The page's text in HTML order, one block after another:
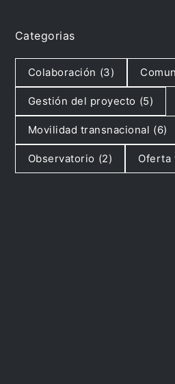
Categorias
Colaboración (3)
Gestión del proyecto (5)
Movilidad transnacional (6)
Observatorio (2) Oferta